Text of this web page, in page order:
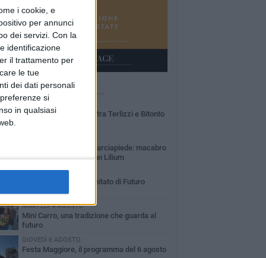
i cookie, e
per annunci
dei servizi. Con la
identificazione
il trattamento per
le tue
dei dati personali
si
in qualsiasi
LETTI QUESTA SETTIMANA
Incidente sulla SP231 tra Terlizzi e Bitonto
Gatto senza vita sul marciapiede: macabro
ritrovamento in viale dei Lilium
GIOVEDÌ 6 AGOSTO
A Terlizzi nasce il comitato di Futuro
MARTEDÌ 4 AGOSTO
Mini Carro, una tradizione che guarda al
futuro
GIOVEDÌ 6 AGOSTO
Festa Maggiore, il programma del 6 agosto